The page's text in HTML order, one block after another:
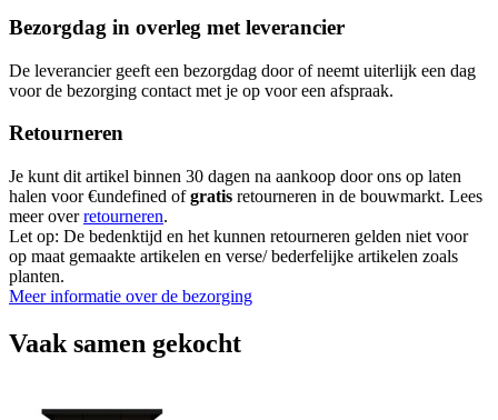
Bezorgdag in overleg met leverancier
De leverancier geeft een bezorgdag door of neemt uiterlijk een dag
voor de bezorging contact met je op voor een afspraak.
Retourneren
Je kunt dit artikel binnen 30 dagen na aankoop door ons op laten
halen voor €undefined ofgratis retourneren in de bouwmarkt. Lees
meer overretourneren.
Let op: De bedenktijd en het kunnen retourneren gelden niet voor
op maat gemaakte artikelen en verse/ bederfelijke artikelen zoals
planten.
Meer informatie over de bezorging
Vaak samen gekocht